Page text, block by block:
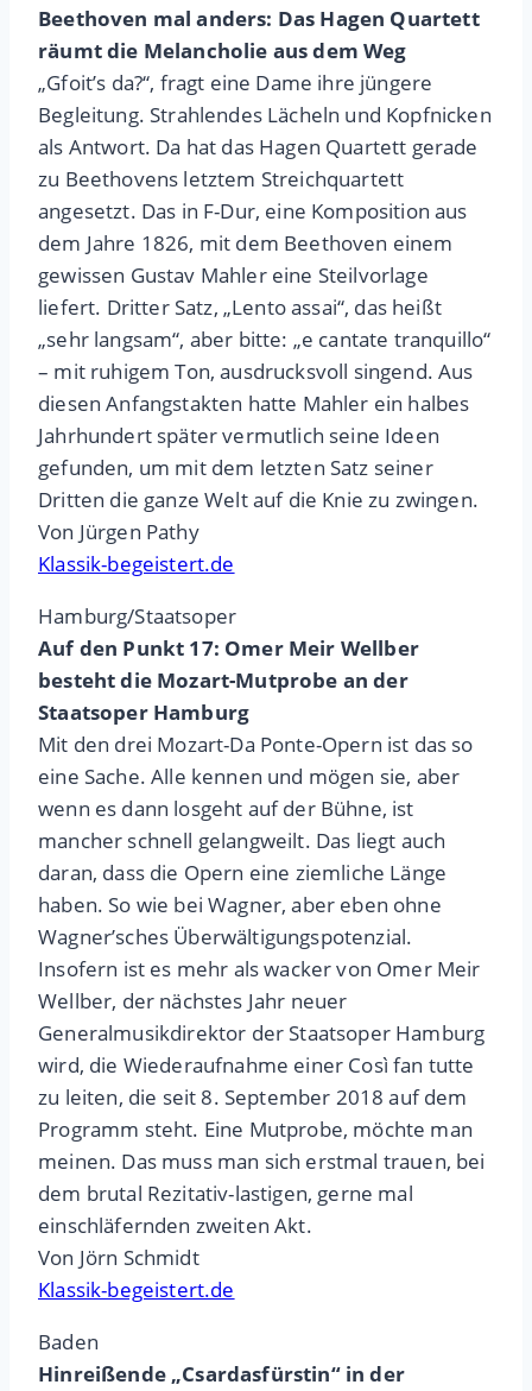
Beethoven mal anders: Das Hagen Quartett
räumt die Melancholie aus dem Weg
„Gfoit’s da?“, fragt eine Dame ihre jüngere
Begleitung. Strahlendes Lächeln und Kopfnicken
als Antwort. Da hat das Hagen Quartett gerade
zu Beethovens letztem Streichquartett
angesetzt. Das in F-Dur, eine Komposition aus
dem Jahre 1826, mit dem Beethoven einem
gewissen Gustav Mahler eine Steilvorlage
liefert. Dritter Satz, „Lento assai“, das heißt
„sehr langsam“, aber bitte: „e cantate tranquillo“
– mit ruhigem Ton, ausdrucksvoll singend. Aus
diesen Anfangstakten hatte Mahler ein halbes
Jahrhundert später vermutlich seine Ideen
gefunden, um mit dem letzten Satz seiner
Dritten die ganze Welt auf die Knie zu zwingen.
Von Jürgen Pathy
Klassik-begeistert.de
Hamburg/Staatsoper
Auf den Punkt 17: Omer Meir Wellber
besteht die Mozart-Mutprobe an der
Staatsoper Hamburg
Mit den drei Mozart-Da Ponte-Opern ist das so
eine Sache. Alle kennen und mögen sie, aber
wenn es dann losgeht auf der Bühne, ist
mancher schnell gelangweilt. Das liegt auch
daran, dass die Opern eine ziemliche Länge
haben. So wie bei Wagner, aber eben ohne
Wagner’sches Überwältigungspotenzial.
Insofern ist es mehr als wacker von Omer Meir
Wellber, der nächstes Jahr neuer
Generalmusikdirektor der Staatsoper Hamburg
wird, die Wiederaufnahme einer Così fan tutte
zu leiten, die seit 8. September 2018 auf dem
Programm steht. Eine Mutprobe, möchte man
meinen. Das muss man sich erstmal trauen, bei
dem brutal Rezitativ-lastigen, gerne mal
einschläfernden zweiten Akt.
Von Jörn Schmidt
Klassik-begeistert.de
Baden
Hinreißende „Csardasfürstin“ in der